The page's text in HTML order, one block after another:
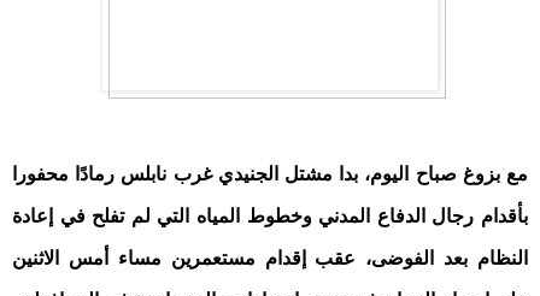
مع بزوغ صباح اليوم، بدا مشتل الجنيدي غرب نابلس رمادًا محفورا
بأقدام رجال الدفاع المدني وخطوط المياه التي لم تفلح في إعادة
النظام بعد الفوضى، عقب إقدام مستعمرين مساء أمس الاثنين